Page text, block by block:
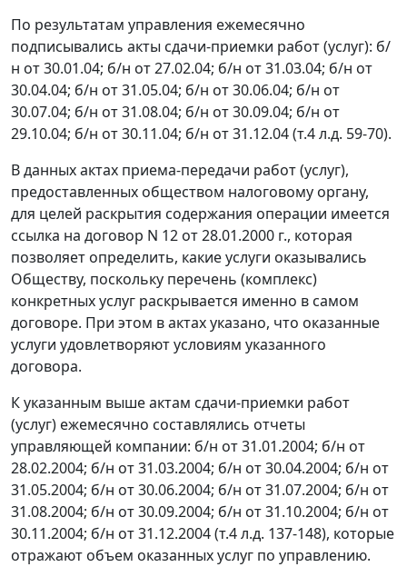
По результатам управления ежемесячно
подписывались акты сдачи-приемки работ (услуг): б/
н от 30.01.04; б/н от 27.02.04; б/н от 31.03.04; б/н от
30.04.04; б/н от 31.05.04; б/н от 30.06.04; б/н от
30.07.04; б/н от 31.08.04; б/н от 30.09.04; б/н от
29.10.04; б/н от 30.11.04; б/н от 31.12.04 (т.4 л.д. 59-70).
В данных актах приема-передачи работ (услуг),
предоставленных обществом налоговому органу,
для целей раскрытия содержания операции имеется
ссылка на договор N 12 от 28.01.2000 г., которая
позволяет определить, какие услуги оказывались
Обществу, поскольку перечень (комплекс)
конкретных услуг раскрывается именно в самом
договоре. При этом в актах указано, что оказанные
услуги удовлетворяют условиям указанного
договора.
К указанным выше актам сдачи-приемки работ
(услуг) ежемесячно составлялись отчеты
управляющей компании: б/н от 31.01.2004; б/н от
28.02.2004; б/н от 31.03.2004; б/н от 30.04.2004; б/н от
31.05.2004; б/н от 30.06.2004; б/н от 31.07.2004; б/н от
31.08.2004; б/н от 30.09.2004; б/н от 31.10.2004; б/н от
30.11.2004; б/н от 31.12.2004 (т.4 л.д. 137-148), которые
отражают объем оказанных услуг по управлению.